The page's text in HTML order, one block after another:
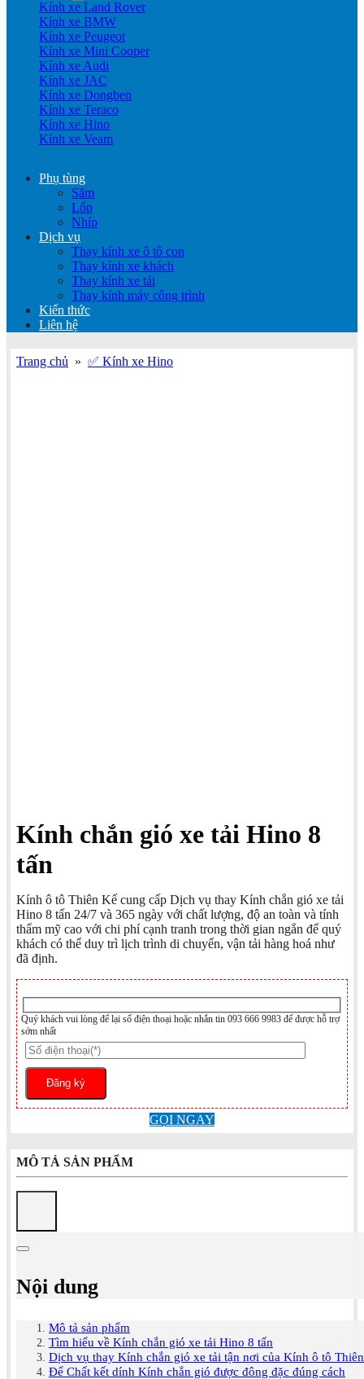
Kính xe Land Rover
Kính xe BMW
Kính xe Peugeot
Kính xe Mini Cooper
Kính xe Audi
Kính xe JAC
Kính xe Dongben
Kính xe Teraco
Kính xe Hino
Kính xe Veam
Phụ tùng
Săm
Lốp
Nhíp
Dịch vụ
Thay kính xe ô tô con
Thay kính xe khách
Thay kính xe tải
Thay kính máy công trình
Kiến thức
Liên hệ
Trang chủ » ✅ Kính xe Hino
Kính chắn gió xe tải Hino 8
tấn
Kính ô tô Thiên Kế cung cấp Dịch vụ thay Kính chắn gió xe tải
Hino 8 tấn 24/7 và 365 ngày với chất lượng, độ an toàn và tính
thẩm mỹ cao với chi phí cạnh tranh trong thời gian ngắn để quý
khách có thể duy trì lịch trình di chuyển, vận tải hàng hoá như
đã định.
Quý khách vui lòng để lại số điện thoại hoặc nhắn tin 093 666 9983 để được hỗ trợ
sớm nhất
GỌI NGAY
MÔ TẢ SẢN PHẨM
Nội dung
Mô tả sản phẩm
Tìm hiểu về Kính chắn gió xe tải Hino 8 tấn
Dịch vụ thay Kính chắn gió xe tải tận nơi của Kính ô tô
Để Chất kết dính Kính chắn gió được đông đặc đúng cách